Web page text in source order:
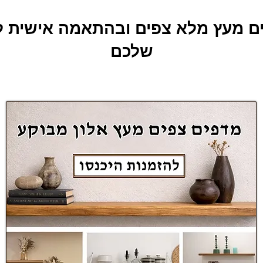
מעץ מלא צפים ובהתאמה אישית
שלכם